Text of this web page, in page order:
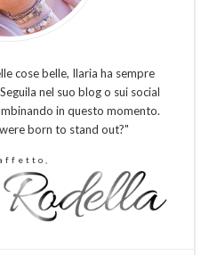
cose belle, Ilaria ha sempre
nel suo blog o sui social
in questo momento.
born to stand out?"